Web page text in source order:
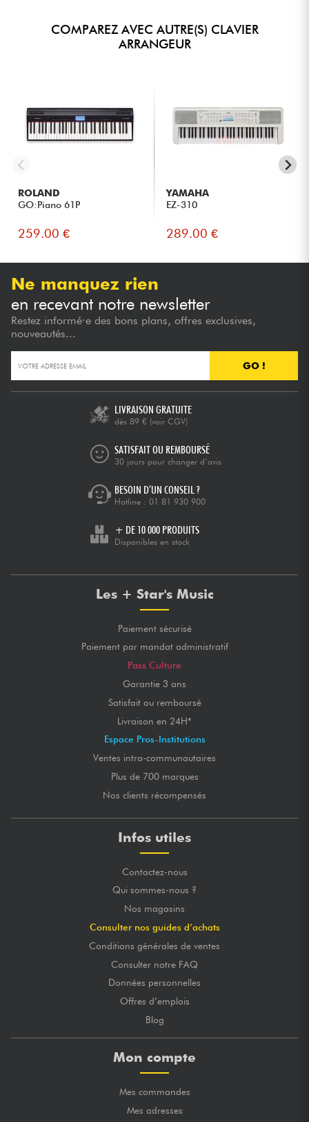
COMPAREZ AVEC AUTRE(S) CLAVIER
ARRANGEUR
ROLAND
GO:Piano 61P
259.00 €
YAMAHA
EZ-310
289.00 €
Ne manquez rien
en recevant notre newsletter
Restez informé·e des bons plans, offres exclusives,
nouveautés...
GO !
LIVRAISON GRATUITE
dès 89 € (voir CGV)
SATISFAIT OU REMBOURSÉ
30 jours pour changer d’avis
BESOIN D’UN CONSEIL ?
Hotline : 01 81 930 900
+ DE 10 000 PRODUITS
Disponibles en stock
Les + Star's Music
Paiement sécurisé
Paiement par mandat administratif
Pass Culture
Garantie 3 ans
Satisfait ou remboursé
Livraison en 24H*
Espace Pros-Institutions
Ventes intra-communautaires
Plus de 700 marques
Nos clients récompensés
Infos utiles
Contactez-nous
Qui sommes-nous ?
Nos magasins
Consulter nos guides d’achats
Conditions générales de ventes
Consulter notre FAQ
Données personnelles
Offres d’emplois
Blog
Mon compte
Mes commandes
Mes adresses